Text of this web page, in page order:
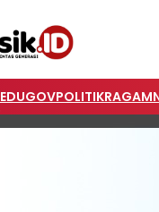
EDUGOVPOLITIKRAGAM